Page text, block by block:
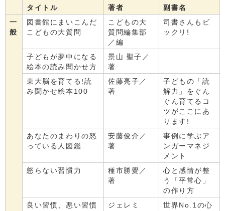
タイトル 著者
副書名
一
般
図書館にまいこんだ
こどもの大質問
こどもの大
質問編集部
／編
司書さんもビ
ックリ!
子どもが夢中になる
絵本の読み聞かせ方
景山 聖子／
著
東大脳を育てる!読
み聞かせ絵本100
佐藤亮子／
著
子どもの「読
解力」をぐん
ぐん育てるコ
ツがここにあ
ります!
あなたのまわりの怒
っている人図鑑
安藤俊介／
著
事例に学ぶア
ンガーマネジ
メント
怒らない習慣力
種市勝覺／
著
心と感情が整
う「平常心」
の作り方
良い習慣、悪い習慣
ジェレミ
世界No.1の心